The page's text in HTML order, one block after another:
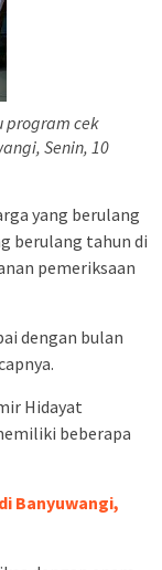
program cek
Senin, 10
yang berulang
berulang tahun di
pemeriksaan
dengan bulan
Hidayat
beberapa
Banyuwangi,